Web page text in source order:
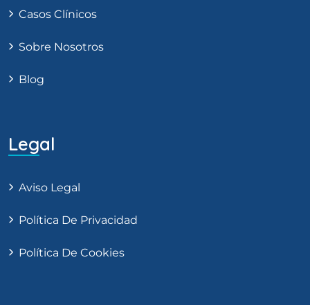
Casos Clínicos
Sobre Nosotros
Blog
Legal
Aviso Legal
Política De Privacidad
Política De Cookies